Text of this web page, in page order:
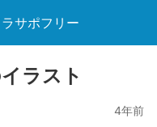
サポフリー
ラスト
4年前